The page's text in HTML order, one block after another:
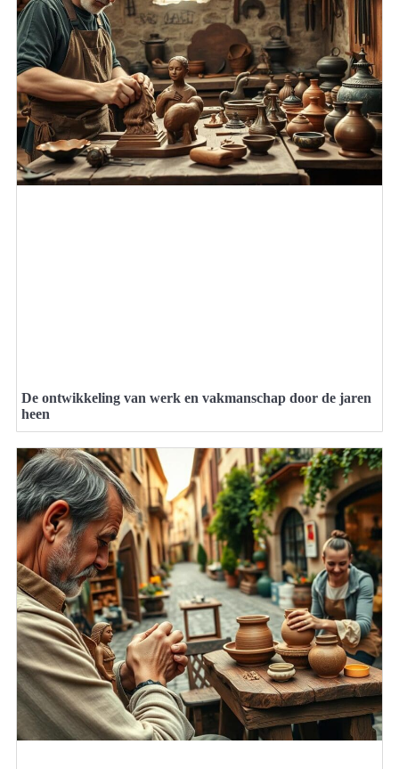
De ontwikkeling van werk en vakmanschap door de jaren
heen